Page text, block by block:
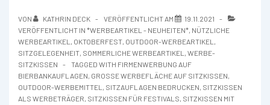
VON KATHRIN DECK VERÖFFENTLICHT AM
19.11.2021
VERÖFFENTLICHT IN *WERBEARTIKEL - NEUHEITEN*, NÜTZLICHE
WERBEARTIKEL , OKTOBERFEST, OUTDOOR-WERBEARTIKEL ,
SITZGELEGENHEIT, SOMMERLICHE WERBEARTIKEL , WERBE-
SITZKISSEN
TAGGED WITH FIRMENWERBUNG AUF
BIERBANKAUFLAGEN, GROSSE WERBEFLÄCHE AUF SITZKISSEN
,
OUTDOOR-WERBEMITTEL , SITZAUFLAGEN BEDRUCKEN, SITZKISSEN
ALS WERBETRÄGER, SITZKISSEN FÜR FESTIVALS, SITZKISSEN MIT